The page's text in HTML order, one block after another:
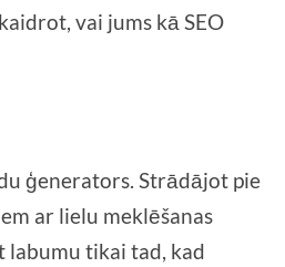
vai jums kā SEO
ģenerators. Strādājot pie
ar lielu meklēšanas
labumu tikai tad, kad